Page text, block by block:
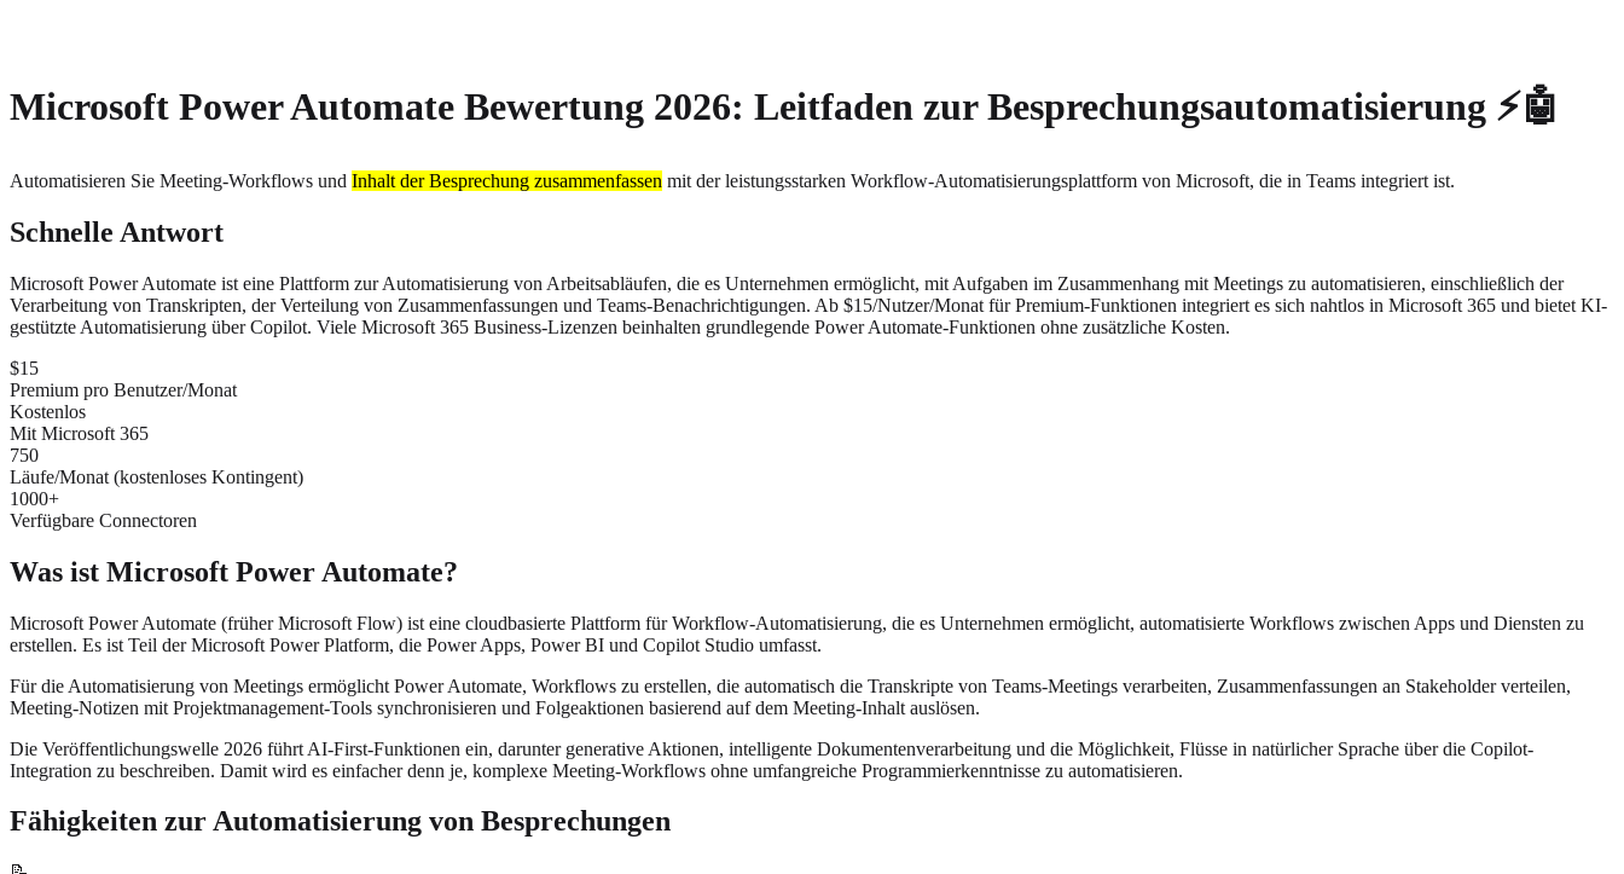
Microsoft Power Automate Bewertung 2026: Leitfaden zur Besprechungsautomatisierung ⚡🤖
Automatisieren Sie Meeting-Workflows und Inhalt der Besprechung zusammenfassen mit der leistungsstarken Workflow-Automatisierungsplattform von Microsoft, die in Teams integriert ist.
Schnelle Antwort
Microsoft Power Automate ist eine Plattform zur Automatisierung von Arbeitsabläufen, die es Unternehmen ermöglicht, mit Aufgaben im Zusammenhang mit Meetings zu automatisieren, einschließlich der
Verarbeitung von Transkripten, der Verteilung von Zusammenfassungen und Teams-Benachrichtigungen. Ab $15/Nutzer/Monat für Premium-Funktionen integriert es sich nahtlos in Microsoft 365 und bietet KI-
gestützte Automatisierung über Copilot. Viele Microsoft 365 Business-Lizenzen beinhalten grundlegende Power Automate-Funktionen ohne zusätzliche Kosten.
$15
Premium pro Benutzer/Monat
Kostenlos
Mit Microsoft 365
750
Läufe/Monat (kostenloses Kontingent)
1000+
Verfügbare Connectoren
Was ist Microsoft Power Automate?
Microsoft Power Automate (früher Microsoft Flow) ist eine cloudbasierte Plattform für Workflow-Automatisierung, die es Unternehmen ermöglicht, automatisierte Workflows zwischen Apps und Diensten zu
erstellen. Es ist Teil der Microsoft Power Platform, die Power Apps, Power BI und Copilot Studio umfasst.
Für die Automatisierung von Meetings ermöglicht Power Automate, Workflows zu erstellen, die automatisch die Transkripte von Teams-Meetings verarbeiten, Zusammenfassungen an Stakeholder verteilen,
Meeting-Notizen mit Projektmanagement-Tools synchronisieren und Folgeaktionen basierend auf dem Meeting-Inhalt auslösen.
Die Veröffentlichungswelle 2026 führt AI-First-Funktionen ein, darunter generative Aktionen, intelligente Dokumentenverarbeitung und die Möglichkeit, Flüsse in natürlicher Sprache über die Copilot-
Integration zu beschreiben. Damit wird es einfacher denn je, komplexe Meeting-Workflows ohne umfangreiche Programmierkenntnisse zu automatisieren.
Fähigkeiten zur Automatisierung von Besprechungen